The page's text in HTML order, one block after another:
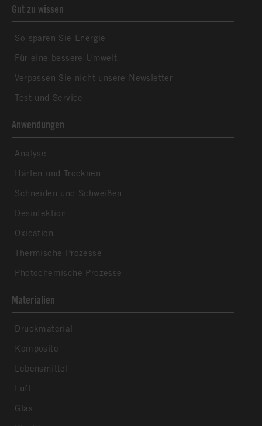
Gut zu wissen
So sparen Sie Energie
Für eine bessere Umwelt
Verpassen Sie nicht unsere Newsletter
Test und Service
Anwendungen
Analyse
Härten und Trocknen
Schneiden und Schweißen
Desinfektion
Oxidation
Thermische Prozesse
Photochemische Prozesse
Materialien
Druckmaterial
Komposite
Lebensmittel
Luft
Glas